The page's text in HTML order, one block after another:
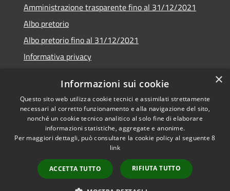
Amministrazione trasparente fino al 31/12/2021
Albo pretorio
Albo pretorio fino al 31/12/2021
Informativa privacy
Dichiarazione di accessibilità
RSS
Copyright © 2026 • Comune di
Municipium•
Accesso
redazione
×
Informazioni sui cookie
Questo sito web utilizza cookie tecnici e assimilati strettamente
necessari al corretto funzionamento e alla navigazione del sito,
nonché un cookie tecnico analitico al solo fine di elaborare
informazioni statistiche, aggregate e anonime.
Per maggiori dettagli, può consultare la cookie policy al seguente8
link
ACCETTA TUTTO RIFIUTA TUTTO